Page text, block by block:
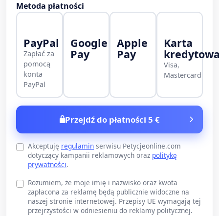
Metoda płatności
PayPal
Zapłać za
pomocą
konta
PayPal
Google
Pay
Apple
Pay
Karta
Visa,
Mastercard
Przejdź do płatności 5 €
Akceptuję regulamin serwisu Petycjeonline.com
dotyczący kampanii reklamowych oraz politykę
prywatności.
Rozumiem, że moje imię i nazwisko oraz kwota
zapłacona za reklamę będą publicznie widoczne na
naszej stronie internetowej. Przepisy UE wymagają tej
przejrzystości w odniesieniu do reklamy politycznej.